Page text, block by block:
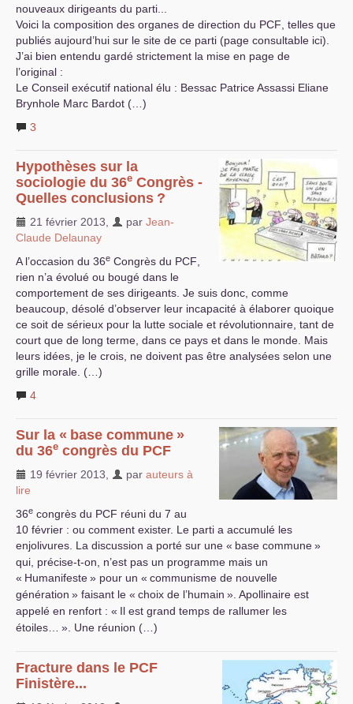
nouveaux dirigeants du parti...
Voici la composition des organes de direction du PCF , telles que
publiés aujourd’hui sur le site de ce parti (page consultable ici).
J’ai bien entendu gardé strictement la mise en page de
l’original :
Le Conseil exécutif national élu : Bessac Patrice Assassi Eliane
Brynhole Marc Bardot (…)
3
Hypothèses sur la
sociologie du 36e Congrès -
Quelles conclusions ?
21 février 2013 par Jean-
Claude Delaunay
A l’occasion du 36e Congrès du PCF
rien n’a évolué ou bougé dans le
comportement de ses dirigeants. Je suis donc, comme
beaucoup, désolé d’observer leur incapacité à élaborer quoique
ce soit de sérieux pour la lutte sociale et révolutionnaire, tant de
court que de long terme, dans ce pays et dans le monde. Mais
leurs idées, je le crois, ne doivent pas être analysées selon une
grille morale. (…)
4
Sur la « base commune »
du 36e congrès du PCF
19 février 2013 par auteurs à
lire
36e congrès du PCF réuni du 7 au
10 février : ou comment exister. Le parti a accumulé les
enjolivures. La discussion a porté sur une « base commune»
qui, précise-t-on, n’est pas un programme mais un
« Humanifeste» pour un « communisme de nouvelle
génération » faisant le « choix de l’humain ». Apollinaire est
appelé en renfort : « Il est grand temps de rallumer les
étoiles…
». Une réunion (…)
Fracture dans le PCF
Finistère...